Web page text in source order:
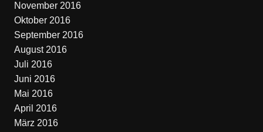
November 2016
Oktober 2016
September 2016
August 2016
Juli 2016
Juni 2016
Mai 2016
April 2016
März 2016